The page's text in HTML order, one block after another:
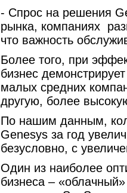
- Спрос на решения
рынка, компаниях
что важность
Более того, при
бизнес
малых средних
другую, более
По нашим данным,
Genesys за год
безусловно, с
Один из наиболее
бизнеса –